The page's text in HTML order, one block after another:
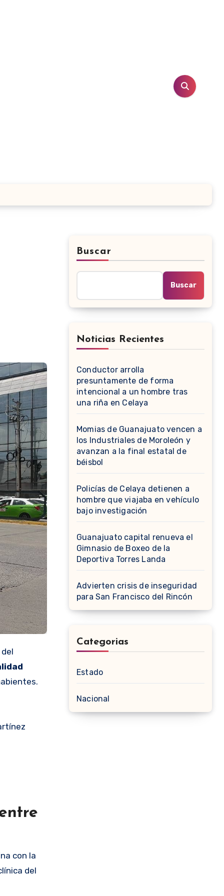
del
con la
del
Buscar
Buscar
Noticias Recientes
Conductor arrolla
presuntamente de forma
intencional a un hombre tras
una riña en Celaya
Momias de Guanajuato vencen a
los Industriales de Moroleón y
avanzan a la final estatal de
béisbol
Policías de Celaya detienen a
hombre que viajaba en vehículo
bajo investigación
Guanajuato capital renueva el
Gimnasio de Boxeo de la
Deportiva Torres Landa
Advierten crisis de inseguridad
para San Francisco del Rincón
Categorias
Estado
Nacional